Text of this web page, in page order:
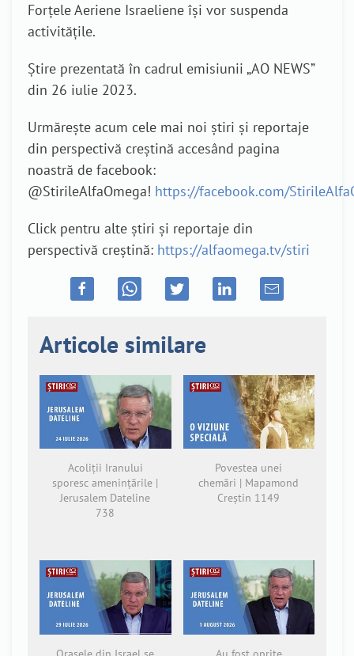
Forțele Aeriene Israeliene își vor suspenda
activitățile.
Știre prezentată în cadrul emisiunii „AO NEWS”
din 26 iulie 2023.
Urmărește acum cele mai noi știri și reportaje
din perspectivă creștină accesând pagina
noastră de facebook:
@StirileAlfaOmega! https://facebook.com/
Click pentru alte știri și reportaje din
perspectivă creștină: https://alfaomega.tv/stiri
Articole similare
Acoliții Iranului
sporesc amenințările |
Jerusalem Dateline
738
Povestea unei
chemări | Mapamond
Creștin 1149